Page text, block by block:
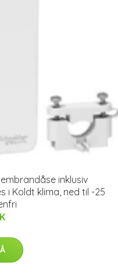
inklusiv
i Koldt klima, ned til -25